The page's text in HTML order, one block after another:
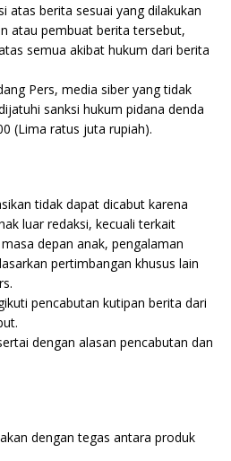
atas berita sesuai yang dilakukan
atau pembuat berita tersebut,
semua akibat hukum dari berita
Pers, media siber yang tidak
sanksi hukum pidana denda
(Lima ratus juta rupiah).
tidak dapat dicabut karena
luar redaksi, kecuali terkait
depan anak, pengalaman
pertimbangan khusus lain
pencabutan kutipan berita dari
dengan alasan pencabutan dan
dengan tegas antara produk